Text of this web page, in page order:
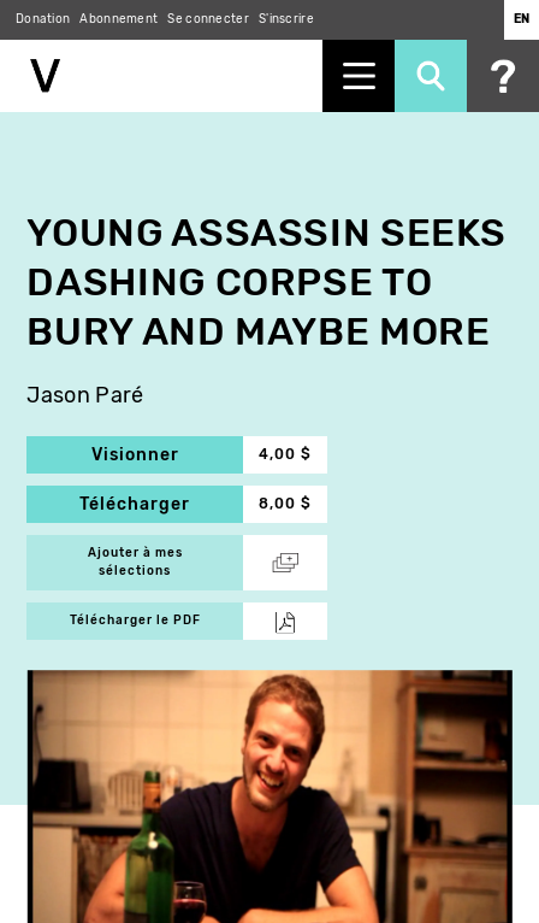
Donation Abonnement Se connecter S'inscrire EN
YOUNG ASSASSIN SEEKS
DASHING CORPSE TO
BURY AND MAYBE MORE
Jason Paré
Visionner 4,00 $
Télécharger 8,00 $
Ajouter à mes
sélections
Télécharger le PDF